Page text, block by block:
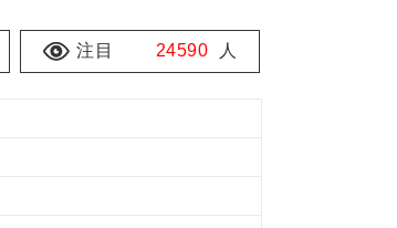
注目 24590 人